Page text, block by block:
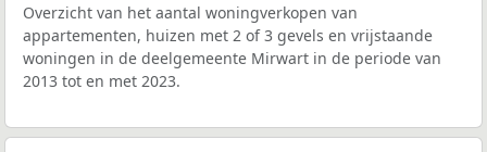
Overzicht van het aantal woningverkopen van
appartementen, huizen met 2 of 3 gevels en vrijstaande
woningen in de deelgemeente Mirwart in de periode van
2013 tot en met 2023.